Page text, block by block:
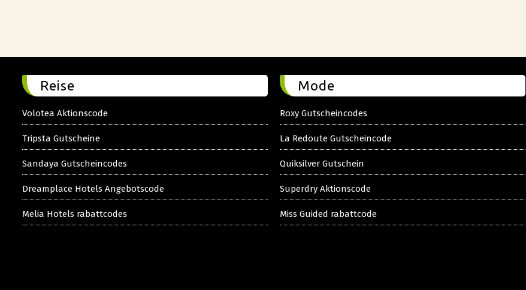
Reise
Volotea Aktionscode
Tripsta Gutscheine
Sandaya Gutscheincodes
Dreamplace Hotels Angebotscode
Melia Hotels rabattcodes
Mode
Roxy Gutscheincodes
La Redoute Gutscheincode
Quiksilver Gutschein
Superdry Aktionscode
Miss Guided rabattcode